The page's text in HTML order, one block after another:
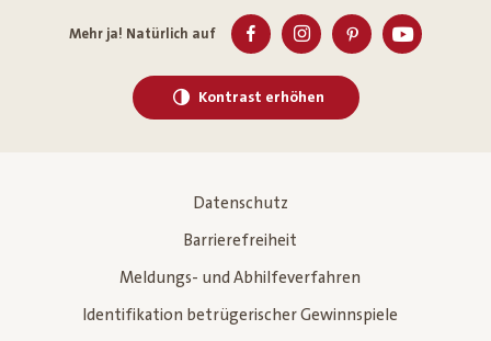
Mehr ja! Natürlich auf
Kontrast erhöhen
Datenschutz
Barrierefreiheit
Meldungs- und Abhilfeverfahren
Identifikation betrügerischer Gewinnspiele